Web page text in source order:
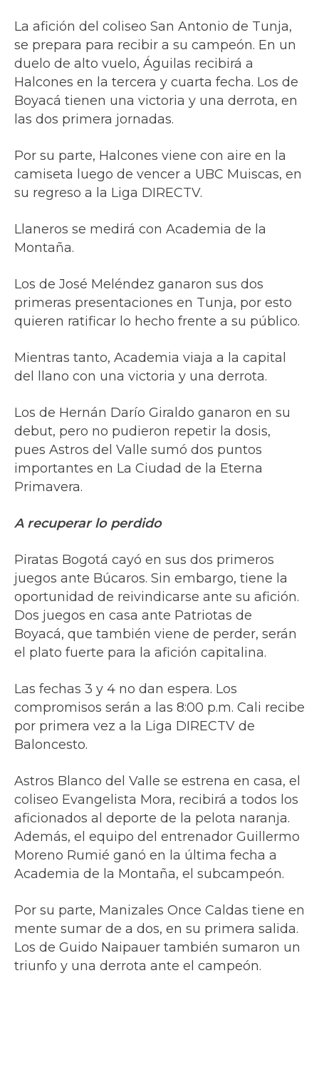
La afición del coliseo San Antonio de Tunja,
se prepara para recibir a su campeón. En un
duelo de alto vuelo, Águilas recibirá a
Halcones en la tercera y cuarta fecha. Los de
Boyacá tienen una victoria y una derrota, en
las dos primera jornadas.
Por su parte, Halcones viene con aire en la
camiseta luego de vencer a UBC Muiscas, en
su regreso a la Liga DIRECTV.
Llaneros se medirá con Academia de la
Montaña.
Los de José Meléndez ganaron sus dos
primeras presentaciones en Tunja, por esto
quieren ratificar lo hecho frente a su público.
Mientras tanto, Academia viaja a la capital
del llano con una victoria y una derrota.
Los de Hernán Darío Giraldo ganaron en su
debut, pero no pudieron repetir la dosis,
pues Astros del Valle sumó dos puntos
importantes en La Ciudad de la Eterna
Primavera.
A recuperar lo perdido
Piratas Bogotá cayó en sus dos primeros
juegos ante Búcaros. Sin embargo, tiene la
oportunidad de reivindicarse ante su afición.
Dos juegos en casa ante Patriotas de
Boyacá, que también viene de perder, serán
el plato fuerte para la afición capitalina.
Las fechas 3 y 4 no dan espera. Los
compromisos serán a las 8:00 p.m. Cali recibe
por primera vez a la Liga DIRECTV de
Baloncesto.
Astros Blanco del Valle se estrena en casa, el
coliseo Evangelista Mora, recibirá a todos los
aficionados al deporte de la pelota naranja.
Además, el equipo del entrenador Guillermo
Moreno Rumié ganó en la última fecha a
Academia de la Montaña, el subcampeón.
Por su parte, Manizales Once Caldas tiene en
mente sumar de a dos, en su primera salida.
Los de Guido Naipauer también sumaron un
triunfo y una derrota ante el campeón.